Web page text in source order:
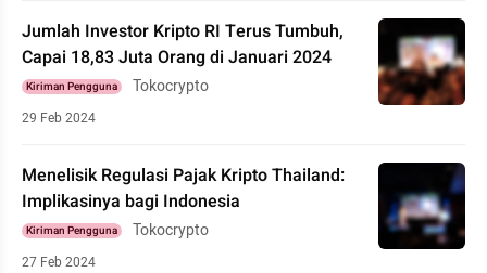
Jumlah Investor Kripto RI Terus Tumbuh,
Capai 18,83 Juta Orang di Januari 2024
Kiriman Pengguna Tokocrypto
29 Feb 2024
Menelisik Regulasi Pajak Kripto Thailand:
Implikasinya bagi Indonesia
Kiriman Pengguna Tokocrypto
27 Feb 2024